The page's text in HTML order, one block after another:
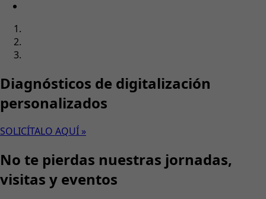
Diagnósticos de digitalización
personalizados
SOLICÍTALO AQUÍ »
No te pierdas nuestras jornadas,
visitas y eventos